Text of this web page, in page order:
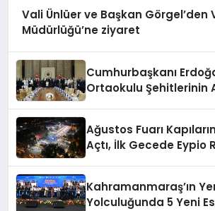
Vali Ünlüer ve Başkan Görgel’den
Müdürlüğü’ne ziyaret
Cumhurbaşkanı
Ortaokulu Şehitlerinin
Ağustos Fuarı
Açtı, İlk Gecede Eypio
Kahramanmaraş’ın
Yolculuğunda 5 Yeni